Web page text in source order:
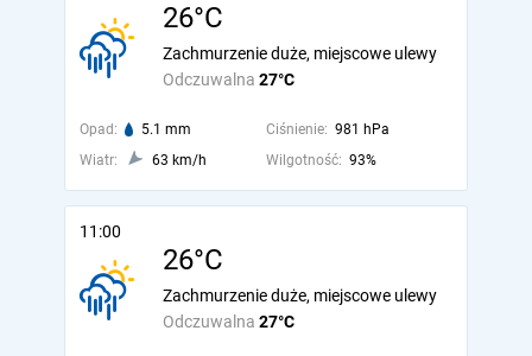
26°C
Odczuwalna 27°C
Zachmurzenie duże, miejscowe ulewy
Opad: 5.1 mm Ciśnienie: 981 hPa
Wiatr:
63 km/h Wilgotność: 93%
11:00
26°C
Odczuwalna 27°C
Zachmurzenie duże, miejscowe ulewy